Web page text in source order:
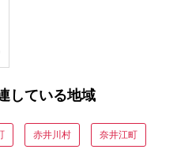
している地域
赤井川村 奈井江町